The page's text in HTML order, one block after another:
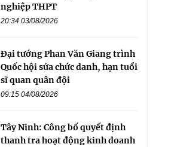
nghiệp THPT
20:34 03/08/2026
Đại tướng Phan Văn Giang trình
Quốc hội sửa chức danh, hạn tuổi
sĩ quan quân đội
09:15 04/08/2026
Tây Ninh: Công bố quyết định
thanh tra hoạt động kinh doanh